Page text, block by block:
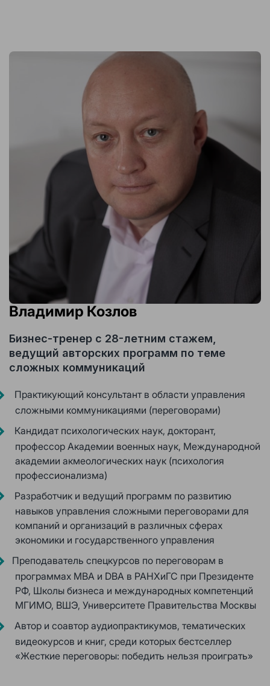
Владимир Козлов
Бизнес-тренер с 28-летним стажем,
ведущий авторских программ по теме
сложных коммуникаций
Практикующий консультант в области управления
сложными коммуникациями (переговорами)
Кандидат психологических наук, докторант,
профессор Академии военных наук, Международной
академии акмеологических наук (психология
профессионализма)
Разработчик и ведущий программ по развитию
навыков управления сложными переговорами для
компаний и организаций в различных сферах
экономики и государственного управления
Преподаватель спецкурсов по переговорам в
программах МВА и DBA в РАНХиГС при Президенте
РФ, Школы бизнеса и международных компетенций
МГИМО, ВШЭ, Университете Правительства Москвы
Автор и соавтор аудиопрактикумов, тематических
видеокурсов и книг, среди которых бестселлер
«Жесткие переговоры: победить нельзя проиграть»